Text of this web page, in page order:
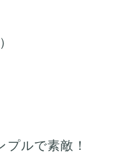
ルで素敵！